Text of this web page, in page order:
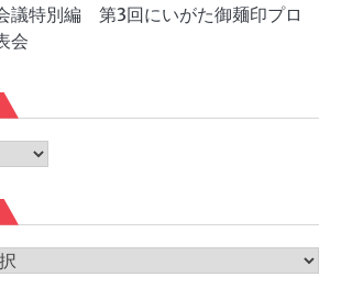
議特別編 第3回にいがた御麺印プロ
会